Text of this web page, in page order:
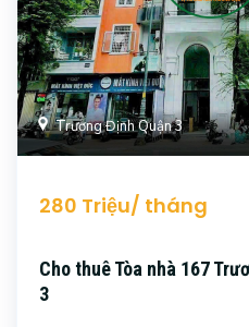
Trương Định Quận 3
280 Triệu/ tháng
Cho thuê Tòa nhà 167
3